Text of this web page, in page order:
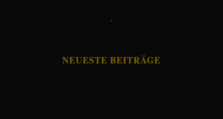
.
NEUESTE BEITRÄGE